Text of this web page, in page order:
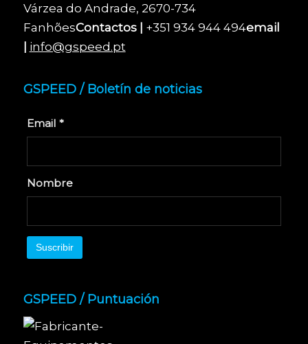
Várzea do Andrade, 2670-734
FanhõesContactos | +351 934 944 494email
| info@gspeed.pt
GSPEED / Boletín de noticias
Email *
Nombre
GSPEED / Puntuación